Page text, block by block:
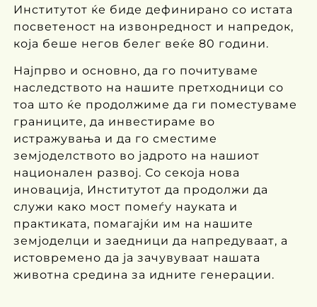
Институтот ќе биде дефинирано со истата
посветеност на извонредност и напредок,
која беше негов белег веќе 80 години.
Најпрво и основно, да го почитуваме
наследството на нашите претходници со
тоа што ќе продолжиме да ги поместуваме
границите, да инвестираме во
истражувања и да го сместиме
земјоделството во јадрото на нашиот
национален развој. Со секоја нова
иновација, Институтот да продолжи да
служи како мост помеѓу науката и
практиката, помагајќи им на нашите
земјоделци и заедници да напредуваат, а
истовремено да ја зачувуваат нашата
животна средина за идните генерации.